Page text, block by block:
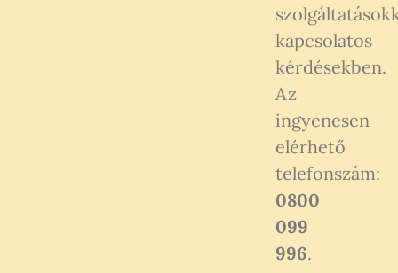
kapcsolatos
kérdésekben.
Az
ingyenesen
elérhető
telefonszám:
0800
099
996.